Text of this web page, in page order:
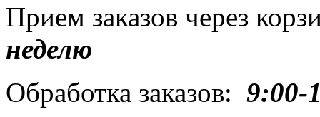
Прием заказов через
неделю
Обработка заказов: 9:00-